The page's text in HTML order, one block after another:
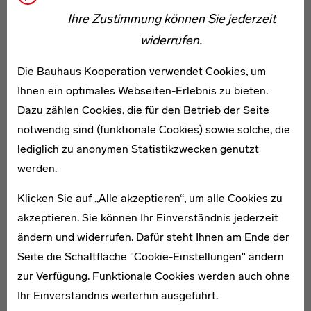
Ihre Zustimmung können Sie jederzeit
widerrufen.
Die Bauhaus Kooperation verwendet Cookies, um
Ihnen ein optimales Webseiten-Erlebnis zu bieten.
Dazu zählen Cookies, die für den Betrieb der Seite
notwendig sind (funktionale Cookies) sowie solche, die
lediglich zu anonymen Statistikzwecken genutzt
werden.
Klicken Sie auf „Alle akzeptieren“, um alle Cookies zu
akzeptieren. Sie können Ihr Einverständnis jederzeit
ändern und widerrufen. Dafür steht Ihnen am Ende der
Seite die Schaltfläche "Cookie-Einstellungen" ändern
zur Verfügung. Funktionale Cookies werden auch ohne
Ihr Einverständnis weiterhin ausgeführt.
Kartenansicht öffnen
Legende
UNESCO Weltkulturerbe